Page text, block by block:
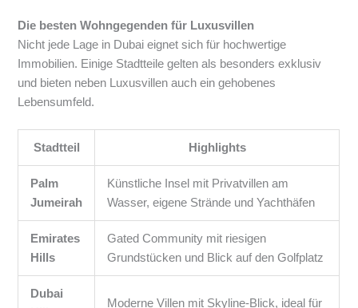
Die besten Wohngegenden für Luxusvillen
Nicht jede Lage in Dubai eignet sich für hochwertige
Immobilien. Einige Stadtteile gelten als besonders exklusiv
und bieten neben Luxusvillen auch ein gehobenes
Lebensumfeld.
Stadtteil Highlights
Palm
Jumeirah
Künstliche Insel mit Privatvillen am
Wasser, eigene Strände und Yachthäfen
Emirates
Hills
Gated Community mit riesigen
Grundstücken und Blick auf den Golfplatz
Dubai
Moderne Villen mit Skyline-Blick, ideal für